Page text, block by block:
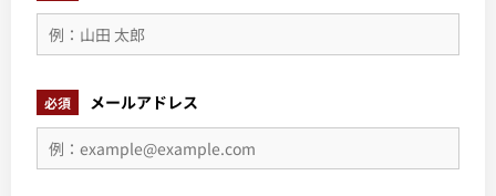
必須 メールアドレス